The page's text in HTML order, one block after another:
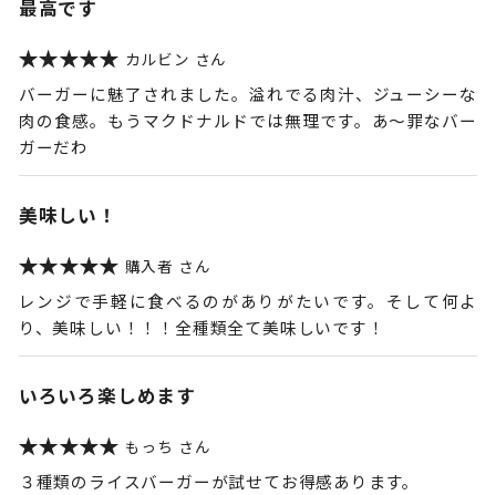
最高です
カルビン
バーガーに魅了されました。溢れでる肉汁、ジューシーな
肉の食感。もうマクドナルドでは無理です。あ〜罪なバー
ガーだわ
美味しい！
購入者
レンジで手軽に食べるのがありがたいです。そして何よ
り、美味しい！！！全種類全て美味しいです！
いろいろ楽しめます
もっち
３種類のライスバーガーが試せてお得感あります。